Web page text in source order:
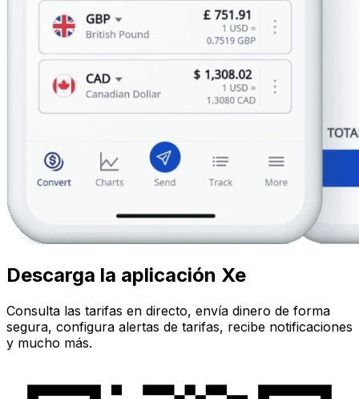
Descarga la aplicación Xe
Consulta las tarifas en directo, envía dinero de forma
segura, configura alertas de tarifas, recibe notificaciones
y mucho más.